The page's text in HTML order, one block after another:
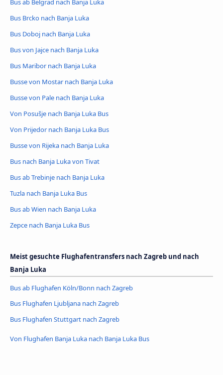
Bus ab Belgrad nach Banja Luka
Bus Brcko nach Banja Luka
Bus Doboj nach Banja Luka
Bus von Jajce nach Banja Luka
Bus Maribor nach Banja Luka
Busse von Mostar nach Banja Luka
Busse von Pale nach Banja Luka
Von Posušje nach Banja Luka Bus
Von Prijedor nach Banja Luka Bus
Busse von Rijeka nach Banja Luka
Bus nach Banja Luka von Tivat
Bus ab Trebinje nach Banja Luka
Tuzla nach Banja Luka Bus
Bus ab Wien nach Banja Luka
Zepce nach Banja Luka Bus
Meist gesuchte Flughafentransfers nach Zagreb und nach
Banja Luka
Bus ab Flughafen Köln/Bonn nach Zagreb
Bus Flughafen Ljubljana nach Zagreb
Bus Flughafen Stuttgart nach Zagreb
Von Flughafen Banja Luka nach Banja Luka Bus